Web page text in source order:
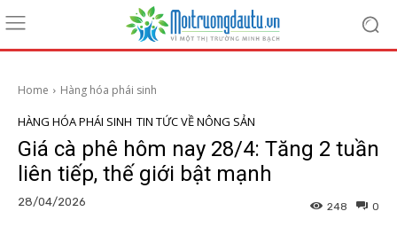
Home Hàng hóa phái sinh
HÀNG HÓA PHÁI SINH TIN TỨC VỀ NÔNG SẢN
Giá cà phê hôm nay 28/4: Tăng 2 tuần
liên tiếp, thế giới bật mạnh
28/04/2026 0
248